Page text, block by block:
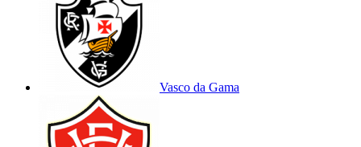
Vasco da Gama